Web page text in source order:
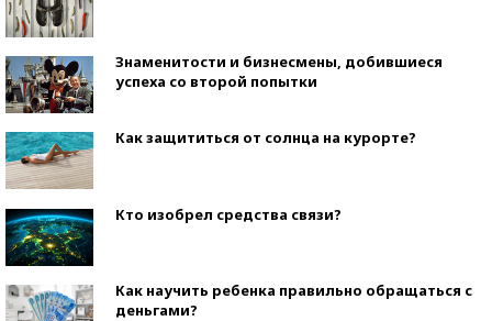
Знаменитости и бизнесмены, добившиеся
успеха со второй попытки
Как защититься от солнца на курорте?
Кто изобрел средства связи?
Как научить ребенка правильно обращаться с
деньгами?